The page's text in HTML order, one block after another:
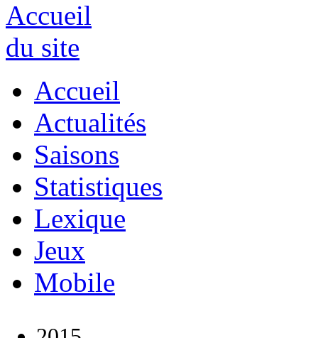
Accueil
Actualités
Saisons
Statistiques
Lexique
Jeux
Mobile